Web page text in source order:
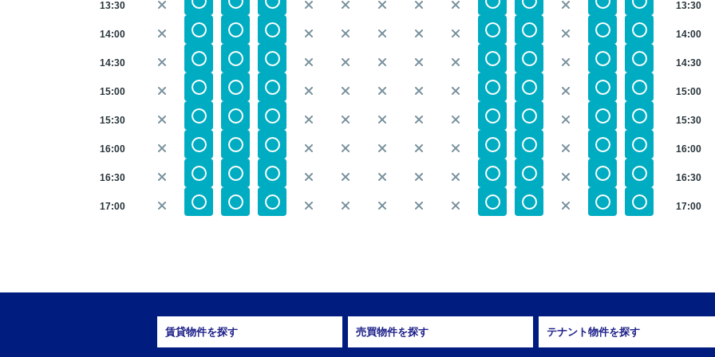
13:30 13:30
14:00 14:00
14:30 14:30
15:00 15:00
15:30 15:30
16:00 16:00
16:30 16:30
17:00 17:00
賃貸物件を探す 売買物件を探す テナント物件を探す